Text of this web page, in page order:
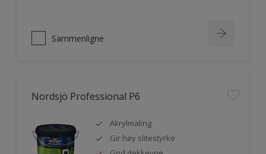
Sammenligne
Nordsjö Professional P6
Akrylmaling
Gir høy slitestyrke